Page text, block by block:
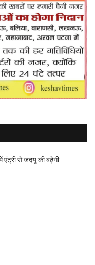
एंट्री से जदयू की बढ़ेगी